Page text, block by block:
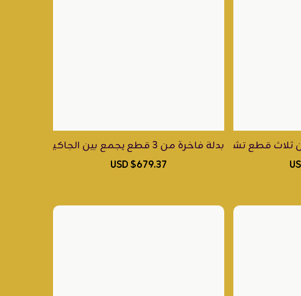
مخرّم ومطرز يدويًا بحرفية بالترتر الياباني والريسم
والحرير الإيطالي، ويتألق بتطريز يدوي ساحر يمزج بين أصالة
قطع تشمل الوشاح والحزام، مصممة من الكريب مع الحرير
بدلة فاخرة من 3 قطع يجمع بين الجاكيت، البدي، والبنطلون صُممت من الكريب والحرير الإيطالي الفاخر وازدانت بالكامل بشك يدوي متقن يمنحك حضوراً ملكياً لافتاً
$679.37 USD